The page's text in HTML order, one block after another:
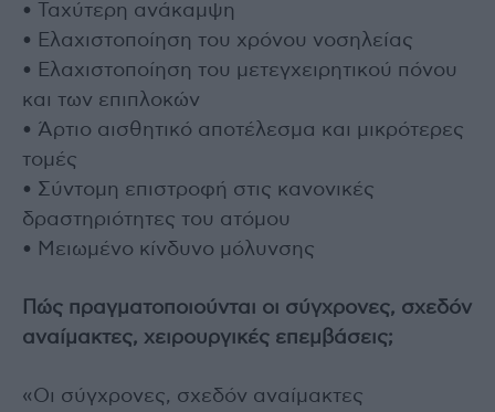
• Ταχύτερη ανάκαμψη
• Ελαχιστοποίηση του χρόνου νοσηλείας
• Ελαχιστοποίηση του μετεγχειρητικού πόνου
και των επιπλοκών
• Άρτιο αισθητικό αποτέλεσμα και μικρότερες
τομές
• Σύντομη επιστροφή στις κανονικές
δραστηριότητες του ατόμου
• Μειωμένο κίνδυνο μόλυνσης
Πώς πραγματοποιούνται οι σύγχρονες, σχεδόν
αναίμακτες, χειρουργικές επεμβάσεις;
«Οι σύγχρονες, σχεδόν αναίμακτες